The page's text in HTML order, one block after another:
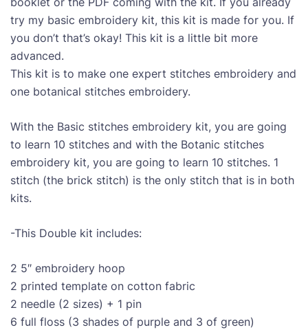
try my basic embroidery kit, this kit is made for you. If
you don’t that’s okay! This kit is a little bit more
advanced.
This kit is to make one expert stitches embroidery and
one botanical stitches embroidery.
With the Basic stitches embroidery kit, you are going
to learn 10 stitches and with the Botanic stitches
embroidery kit, you are going to learn 10 stitches. 1
stitch (the brick stitch) is the only stitch that is in both
kits.
-This Double kit includes:
2 5″ embroidery hoop
2 printed template on cotton fabric
2 needle (2 sizes) + 1 pin
6 full floss (3 shades of purple and 3 of green)